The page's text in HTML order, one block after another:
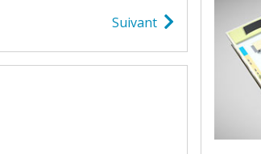
Suivant